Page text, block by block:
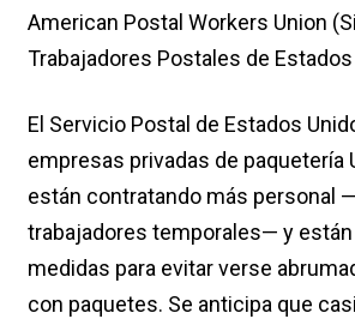
American Postal Workers Union
Trabajadores Postales de
El Servicio Postal de Estados
empresas privadas de paquetería
están contratando más personal
trabajadores temporales— y
medidas para evitar verse
con paquetes. Se anticipa que